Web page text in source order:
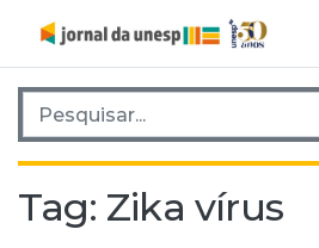
Pesquisar por:
Tag: Zika vírus